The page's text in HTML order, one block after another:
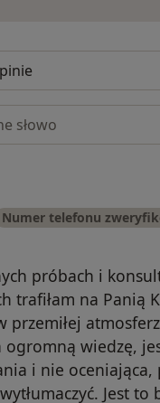
Numer telefonu
próbach i
trafiłam na Panią
przemiłej
ogromną wiedzę,
i nie oceniająca,
Jest